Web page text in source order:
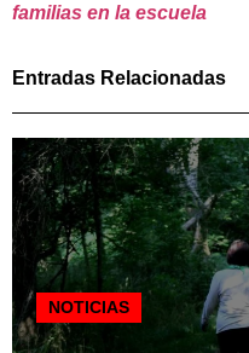
familias en la escuela
Entradas Relacionadas
NOTICIAS